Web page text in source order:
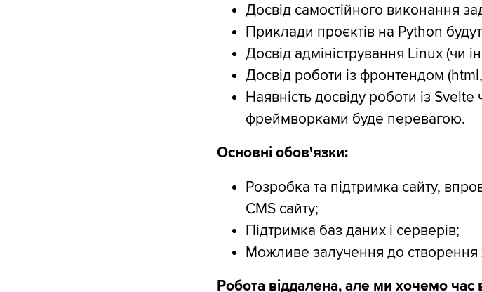
Досвід самостійного виконання
Приклади проєктів на Python
Досвід адміністрування Linux (чи
Досвід роботи із фронтендом
Наявність досвіду роботи із
фреймворками буде перевагою.
Основні обов'язки:
Розробка та підтримка сайту,
CMS сайту;
Підтримка баз даних і серверів;
Можливе залучення до створення
Робота віддалена, але ми хочемо час